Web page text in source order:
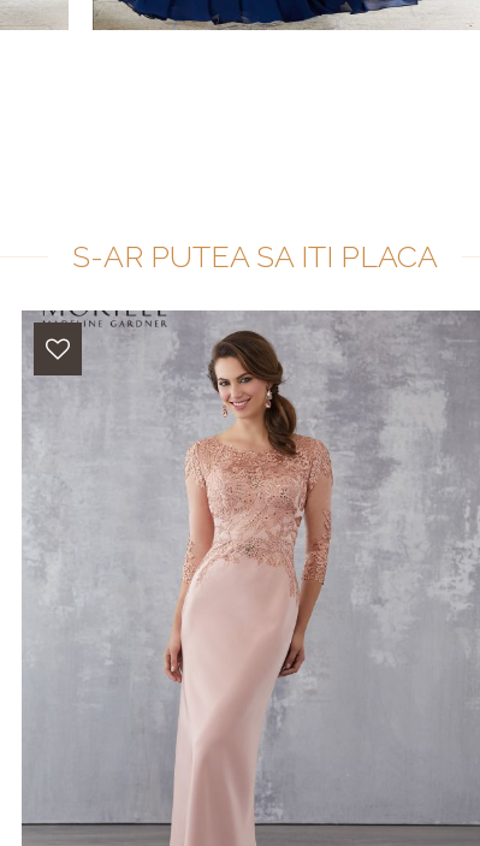
S-AR PUTEA SA ITI PLACA